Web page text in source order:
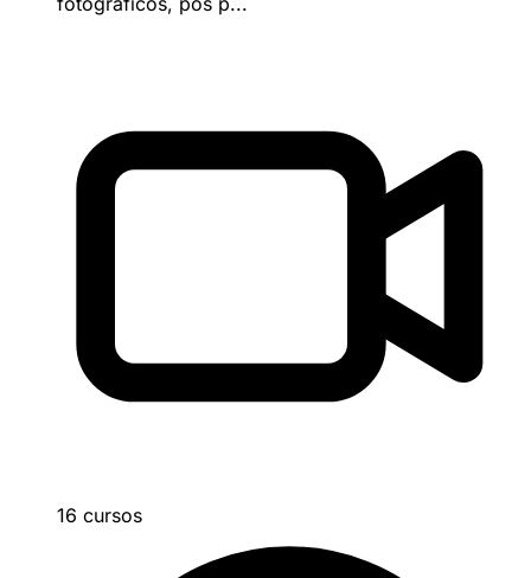
16 cursos